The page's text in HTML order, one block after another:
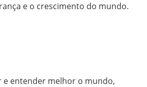
e o crescimento do mundo.
e entender melhor o mundo,